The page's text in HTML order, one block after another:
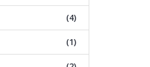
(4)
(1)